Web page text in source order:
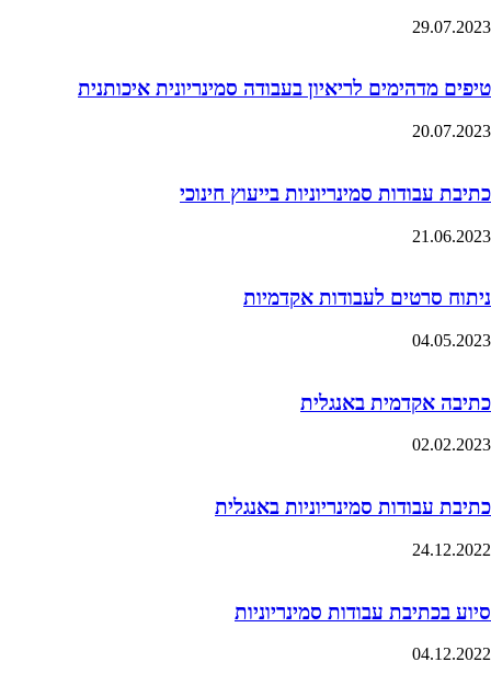
29.07.2023
טיפים מדהימים לריאיון בעבודה סמינריונית איכותנית
20.07.2023
כתיבת עבודות סמינריוניות בייעוץ חינוכי
21.06.2023
ניתוח סרטים לעבודות אקדמיות
04.05.2023
כתיבה אקדמית באנגלית
02.02.2023
כתיבת עבודות סמינריוניות באנגלית
24.12.2022
סיוע בכתיבת עבודות סמינריוניות
04.12.2022